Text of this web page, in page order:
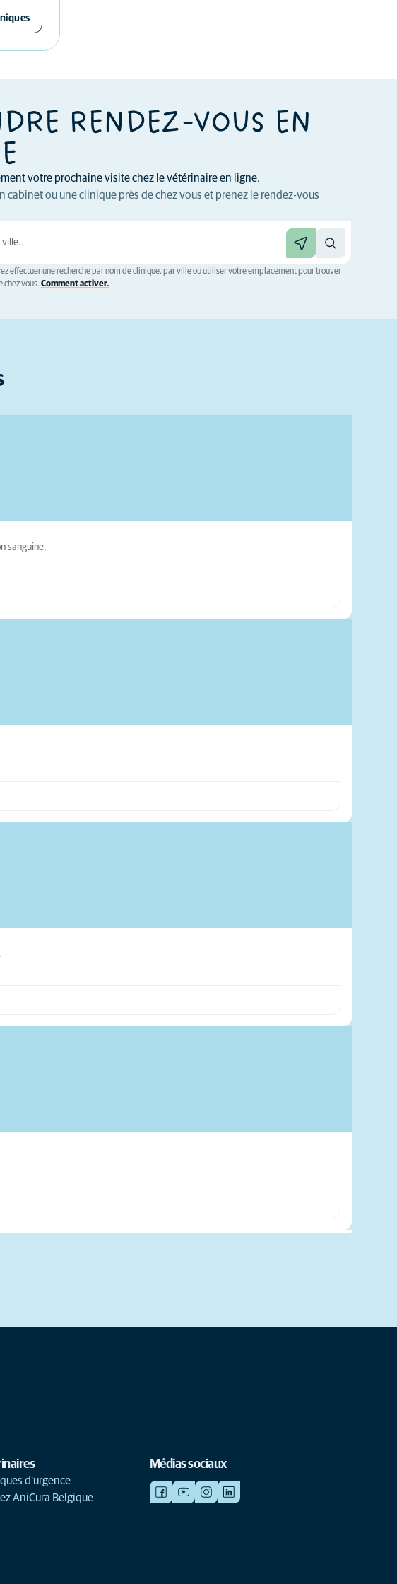
RENDEZ-VOUS EN
votre prochaine visite chez le vétérinaire en ligne.
cabinet ou une clinique près de chez vous et prenez le rendez-vous
effectuer une recherche par nom de clinique, par ville ou utiliser votre emplacement pour trouver
chez vous. Comment activer.
sanguine.
d'urgence
AniCura Belgique
Médias sociaux